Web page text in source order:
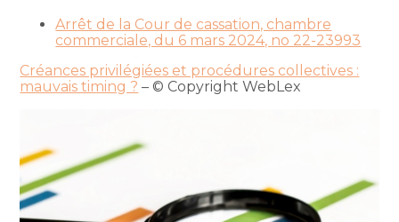
Arrêt de la Cour de cassation, chambre
commerciale, du 6 mars 2024, no 22-23993
Créances privilégiées et procédures collectives :
mauvais timing ? – © Copyright WebLex